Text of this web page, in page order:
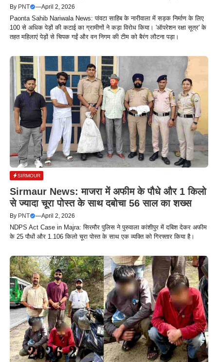
By PNT —April 2, 2026
Paonta Sahib Nariwala News: पांवटा साहिब के नारीवाला में सड़क निर्माण के लिए
100 से अधिक पेड़ों की कटाई का ग्रामीणों ने कड़ा विरोध किया। 'ऑपरेशन रक्षा सूत्र' के
तहत महिलाएं पेड़ों से चिपक गईं और वन निगम की टीम को बैरंग लौटना पड़ा।
SIRMOUR
Sirmaur News: माजरा में अफीम के पौधे और 1 किलो
से ज्यादा चूरा पोस्त के साथ दबोचा 56 साल का शख्स
By PNT —April 2, 2026
NDPS Act Case in Majra: सिरमौर पुलिस ने पुरुवाला कांशीपुर में दबिश देकर अफीम
के 25 पौधों और 1.106 किलो चूरा पोस्त के साथ एक व्यक्ति को गिरफ्तार किया है।